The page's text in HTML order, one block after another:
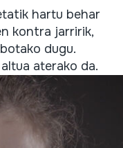
hartu behar
kontra jarririk,
dugu.
aterako da.